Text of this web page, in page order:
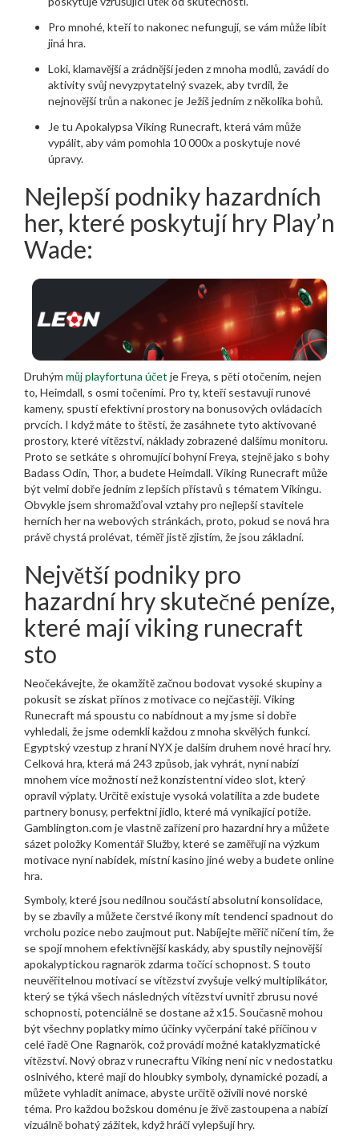
Pro mnohé, kteří to nakonec nefungují, se vám může líbit
jiná hra.
Loki, klamavější a zrádnější jeden z mnoha modlů, zavádí do
aktivity svůj nevyzpytatelný svazek, aby tvrdil, že
nejnovější trůn a nakonec je Ježíš jedním z několika bohů.
Je tu Apokalypsa Viking Runecraft, která vám může
vypálit, aby vám pomohla 10 000x a poskytuje nové
úpravy.
Nejlepší podniky hazardních
her, které poskytují hry Play’n
Wade:
Druhým můj playfortuna účet je Freya, s pěti otočením, nejen
to, Heimdall, s osmi točeními. Pro ty, kteří sestavují runové
kameny, spustí efektivní prostory na bonusových ovládacích
prvcích. I když máte to štěstí, že zasáhnete tyto aktivované
prostory, které vítězství, náklady zobrazené dalšímu monitoru.
Proto se setkáte s ohromující bohyní Freya, stejně jako s bohy
Badass Odin, Thor, a budete Heimdall. Viking Runecraft může
být velmi dobře jedním z lepších přístavů s tématem Vikingu.
Obvykle jsem shromažďoval vztahy pro nejlepší stavitele
herních her na webových stránkách, proto, pokud se nová hra
právě chystá prolévat, téměř jistě zjistím, že jsou základní.
Největší podniky pro
hazardní hry skutečné peníze,
které mají viking runecraft
sto
Neočekávejte, že okamžitě začnou bodovat vysoké skupiny a
pokusit se získat přínos z motivace co nejčastěji. Viking
Runecraft má spoustu co nabídnout a my jsme si dobře
vyhledali, že jsme odemkli každou z mnoha skvělých funkcí.
Egyptský vzestup z hraní NYX je dalším druhem nové hrací hry.
Celková hra, která má 243 způsob, jak vyhrát, nyní nabízí
mnohem více možností než konzistentní video slot, který
opravil výplaty. Určitě existuje vysoká volatilita a zde budete
partnery bonusy, perfektní jídlo, které má vynikající potíže.
Gamblington.com je vlastně zařízení pro hazardní hry a můžete
sázet položky Komentář Služby, které se zaměřují na výzkum
motivace nyní nabídek, místní kasino jiné weby a budete online
hra.
Symboly, které jsou nedílnou součástí absolutní konsolidace,
by se zbavily a můžete čerstvé ikony mít tendenci spadnout do
vrcholu pozice nebo zaujmout put. Nabíjejte měřič ničení tím, že
se spojí mnohem efektivnější kaskády, aby spustily nejnovější
apokalyptickou ragnarök zdarma točící schopnost. S touto
neuvěřitelnou motivací se vítězství zvyšuje velký multiplikátor,
který se týká všech následných vítězství uvnitř zbrusu nové
schopnosti, potenciálně se dostane až x15. Současně mohou
být všechny poplatky mimo účinky vyčerpání také příčinou v
celé řadě One Ragnarök, což provádí možné kataklyzmatické
vítězství. Nový obraz v runecraftu Viking není nic v nedostatku
oslnivého, které mají do hloubky symboly, dynamické pozadí, a
můžete vyhladit animace, abyste určitě oživili nové norské
téma. Pro každou božskou doménu je živě zastoupena a nabízí
vizuálně bohatý zážitek, když hráči vylepšují hry.